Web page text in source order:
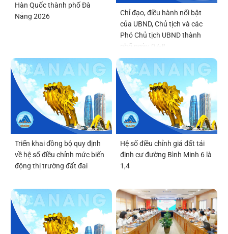
Hàn Quốc thành phố Đà
Nẵng 2026
Chỉ đạo, điều hành nổi bật
của UBND, Chủ tịch và các
Phó Chủ tịch UBND thành
phố ngày 07-8
Triển khai đồng bộ quy định
về hệ số điều chỉnh mức biến
động thị trường đất đai
Hệ số điều chỉnh giá đất tái
định cư đường Bình Minh 6 là
1,4